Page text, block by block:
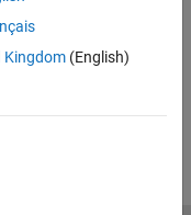
Kingdom(English)